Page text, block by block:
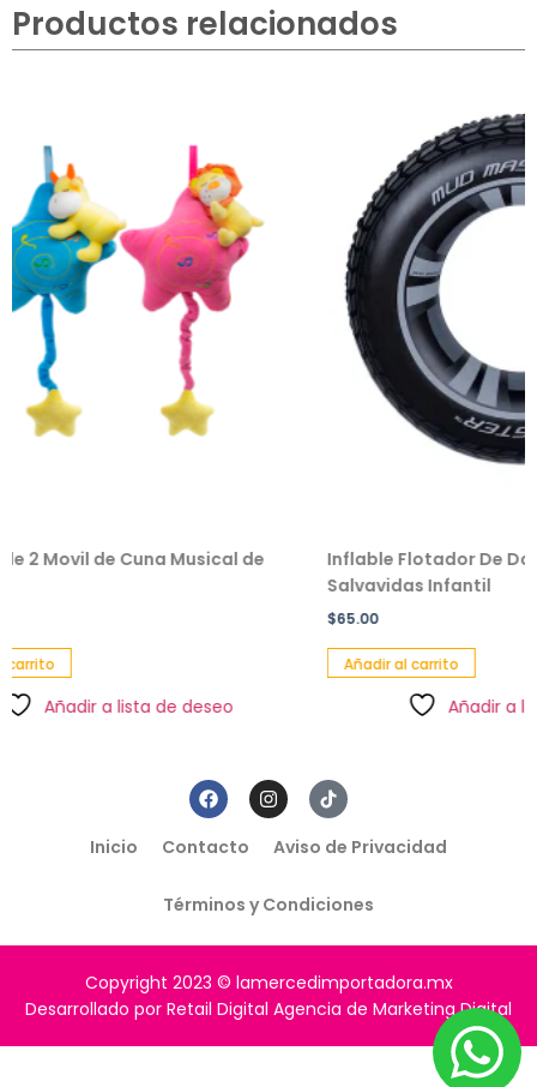
Productos relacionados
Cuna Musical de
lista de deseo
Inflable Flotador De Dona Diseño
Salvavidas Infantil
Añadir al carrito
Añadir a lista de deseo
Inicio Contacto Aviso de Privacidad
Términos y Condiciones
Copyright 2023 © lamercedimportadora.mx
Desarrollado por Retail Digital Agencia de Marketing Digital